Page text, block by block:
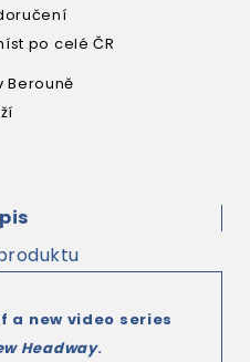
po celé ČR
Berouně
a new video series
Headway.